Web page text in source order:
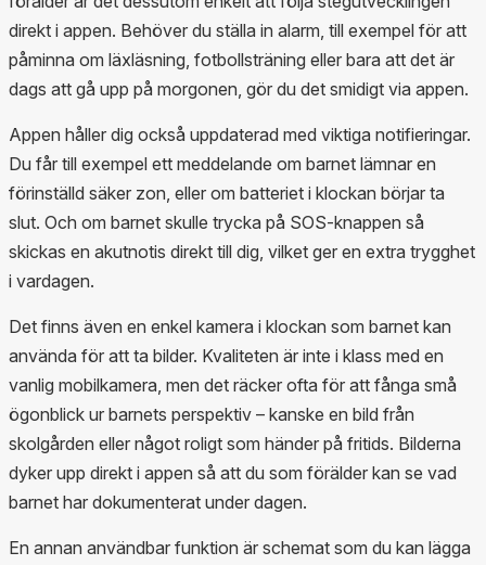
direkt i appen. Behöver du ställa in alarm, till exempel för att
påminna om läxläsning, fotbollsträning eller bara att det är
dags att gå upp på morgonen, gör du det smidigt via appen.
Appen håller dig också uppdaterad med viktiga notifieringar.
Du får till exempel ett meddelande om barnet lämnar en
förinställd säker zon, eller om batteriet i klockan börjar ta
slut. Och om barnet skulle trycka på SOS-knappen så
skickas en akutnotis direkt till dig, vilket ger en extra trygghet
i vardagen.
Det finns även en enkel kamera i klockan som barnet kan
använda för att ta bilder. Kvaliteten är inte i klass med en
vanlig mobilkamera, men det räcker ofta för att fånga små
ögonblick ur barnets perspektiv – kanske en bild från
skolgården eller något roligt som händer på fritids. Bilderna
dyker upp direkt i appen så att du som förälder kan se vad
barnet har dokumenterat under dagen.
En annan användbar funktion är schemat som du kan lägga